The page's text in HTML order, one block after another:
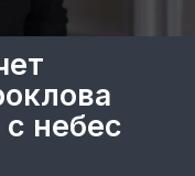
небес